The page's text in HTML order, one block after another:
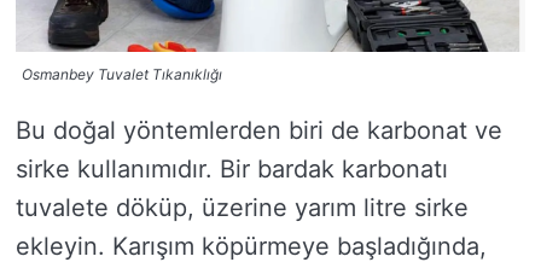
Osmanbey Tuvalet Tıkanıklığı
Bu doğal yöntemlerden biri de karbonat ve
sirke kullanımıdır. Bir bardak karbonatı
tuvalete döküp, üzerine yarım litre sirke
ekleyin. Karışım köpürmeye başladığında,